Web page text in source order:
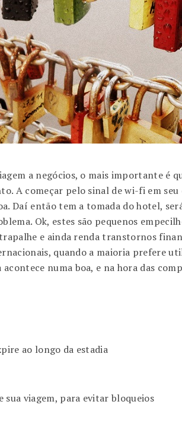
a negócios, o mais importante
A começar pelo sinal de wi-fi em
Daí então tem a tomada do hotel,
Ok, estes são pequenos
e ainda renda transtornos
quando a maioria prefere
numa boa, e na hora das
ao longo da estadia
sua viagem, para evitar bloqueios